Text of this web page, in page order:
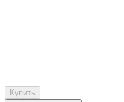
Купить